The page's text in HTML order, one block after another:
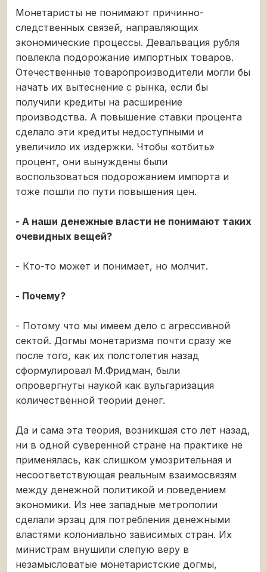
Монетаристы не понимают причинно-
следственных связей, направляющих
экономические процессы. Девальвация рубля
повлекла подорожание импортных товаров.
Отечественные товаропроизводители могли бы
начать их вытеснение с рынка, если бы
получили кредиты на расширение
производства. А повышение ставки процента
сделало эти кредиты недоступными и
увеличило их издержки. Чтобы «отбить»
процент, они вынуждены были
воспользоваться подорожанием импорта и
тоже пошли по пути повышения цен.
- А наши денежные власти не понимают таких
очевидных вещей?
- Кто-то может и понимает, но молчит.
- Почему?
- Потому что мы имеем дело с агрессивной
сектой. Догмы монетаризма почти сразу же
после того, как их полстолетия назад
сформулировал М.Фридман, были
опровергнуты наукой как вульгаризация
количественной теории денег.
Да и сама эта теория, возникшая сто лет назад,
ни в одной суверенной стране на практике не
применялась, как слишком умозрительная и
несоответствующая реальным взаимосвязям
между денежной политикой и поведением
экономики. Из нее западные метрополии
сделали эрзац для потребления денежными
властями колониально зависимых стран. Их
министрам внушили слепую веру в
незамысловатые монетаристские догмы,